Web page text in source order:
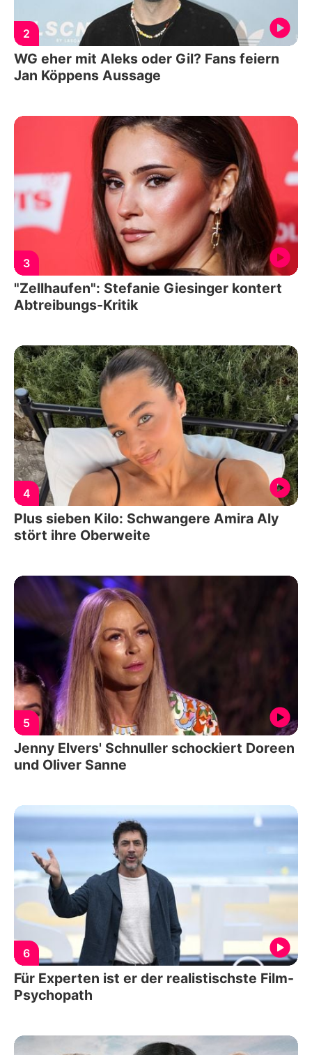
2
WG eher mit Aleks oder Gil? Fans feiern
Jan Köppens Aussage
3
"Zellhaufen": Stefanie Giesinger kontert
Abtreibungs-Kritik
4
Plus sieben Kilo: Schwangere Amira Aly
stört ihre Oberweite
5
Jenny Elvers' Schnuller schockiert Doreen
und Oliver Sanne
6
Für Experten ist er der realistischste Film-
Psychopath